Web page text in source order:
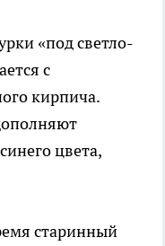
«под светло-
с
кирпича.
цвета,
старинный